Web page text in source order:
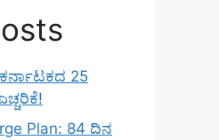
25
Plan: 84 ದಿನ